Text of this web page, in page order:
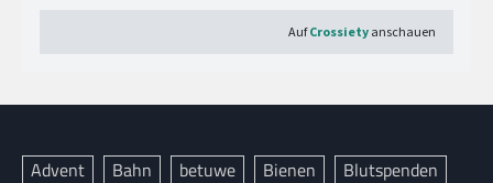
Advent Bahn betuwe Bienen
Blutspenden